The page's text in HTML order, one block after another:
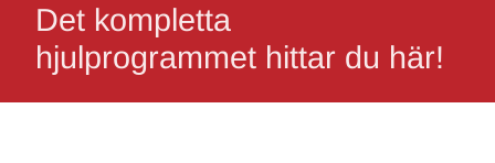
Det kompletta
hjulprogrammet hittar du här!